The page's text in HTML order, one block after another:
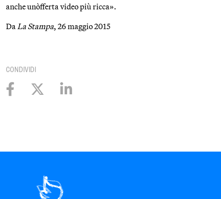
anche un`offerta video più ricca».
DaLa Stampa, 26 maggio 2015
CONDIVIDI